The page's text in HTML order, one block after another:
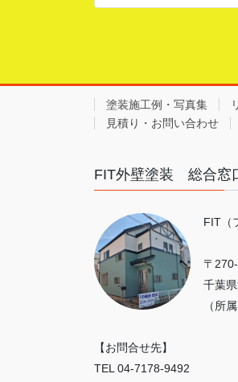
塗装施工例・写真集
見積り・お問い合わせ
FIT外壁塗装 総合窓
FIT（
〒
千葉
（所
【お問合せ先】
TEL 04-7178-9492